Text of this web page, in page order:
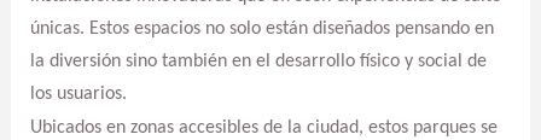
únicas. Estos espacios no solo están diseñados pensando en
la diversión sino también en el desarrollo físico y social de
los usuarios.
Ubicados en zonas accesibles de la ciudad, estos parques se